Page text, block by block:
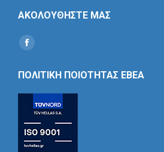
ΑΚΟΛΟΥΘΗΣΤΕ ΜΑΣ
Find us on:
Social
ΠΟΛΙΤΙΚΗ ΠΟΙΟΤΗΤΑΣ ΕΒΕΑ